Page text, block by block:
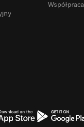
Współpraca